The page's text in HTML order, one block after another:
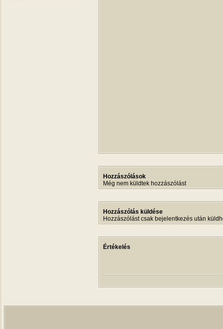
Hozzászólások
Még nem küldtek hozzászólást
Hozzászólás küldése
Hozzászólást csak bejelentkezés után
Értékelés